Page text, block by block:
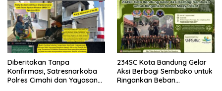
Diberitakan Tanpa
Konfirmasi, Satresnarkoba
Polres Cimahi dan Yayasan
234SC Kota Bandung Gelar
Aksi Berbagi Sembako untuk
Ringankan Beban